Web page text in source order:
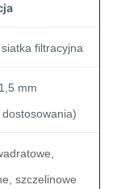
filtracyjna
mm
szczelinowe